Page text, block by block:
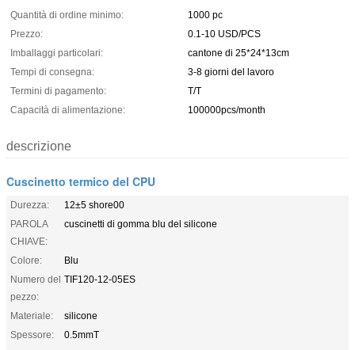
Quantità di ordine minimo:
1000 pc
Prezzo:
0.1-10 USD/PCS
Imballaggi particolari:
cantone di 25*24*13cm
Tempi di consegna:
3-8 giorni del lavoro
Termini di pagamento:
T/T
Capacità di alimentazione:
100000pcs/month
descrizione
Cuscinetto termico del CPU
Durezza:
12±5 shore00
PAROLA
CHIAVE:
cuscinetti di gomma blu del silicone
Colore:
Blu
Numero del
pezzo:
TIF120-12-05ES
Materiale:
silicone
Spessore:
0.5mmT